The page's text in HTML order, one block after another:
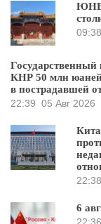
09:38
Государственный
КНР 50 млн юаней
в пострадавшей
22:39 05 Авг 2026
22:38
6